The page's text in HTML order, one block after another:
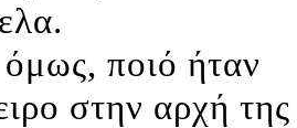
ποιό ήταν
στην αρχή της